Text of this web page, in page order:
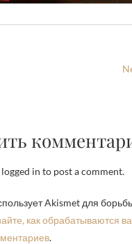
in to post a comment.
Akismet для
как обрабатываются
.